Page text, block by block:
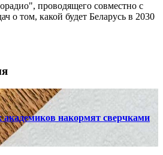
проводящего совместно с
о том, какой будет Беларусь в 2030
академиков накормят сверчками